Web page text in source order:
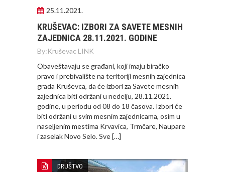
25.11.2021.
KRUŠEVAC: IZBORI ZA SAVETE MESNIH
ZAJEDNICA 28.11.2021. GODINE
By:Kruševac LINK
Obaveštavaju se građani, koji imaju biračko
pravo i prebivalište na teritoriji mesnih zajednica
grada Kruševca, da će izbori za Savete mesnih
zajednica biti održani u nedelju, 28.11.2021.
godine, u periodu od 08 do 18 časova. Izbori će
biti održani u svim mesnim zajednicama, osim u
naseljenim mestima Krvavica, Trmčare, Naupare
i zaselak Novo Selo. Sve […]
DRUŠTVO